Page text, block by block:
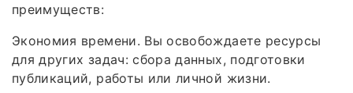
преимуществ:
Экономия времени. Вы освобождаете ресурсы
для других задач: сбора данных, подготовки
публикаций, работы или личной жизни.